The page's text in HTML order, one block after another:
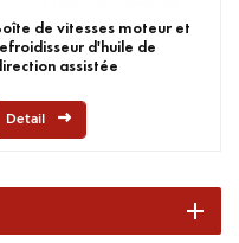
de vitesses moteur et
d'huile de
assistée
Detail